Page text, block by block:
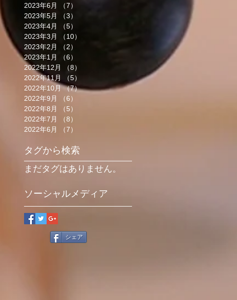
2023年6月
（7）
2023年5月
（3）
2023年4月
（5）
2023年3月
（10）
2023年2月
（2）
2023年1月
（6）
2022年12月
（8）
2022年11月
（5）
2022年10月 （7）7件の記事
2022年9月
（6）
2022年8月
（5）
2022年7月
（8）
2022年6月
（7）
タグから検索
まだタグはありません。
ソーシャルメディア
シェア